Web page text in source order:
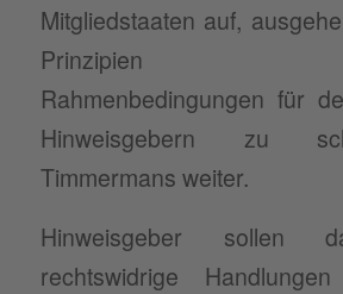
Mitgliedstaaten auf,
Prinzipien
Rahmenbedingungen für
Hinweisgebern zu
Timmermans weiter.
Hinweisgeber sollen
rechtswidrige